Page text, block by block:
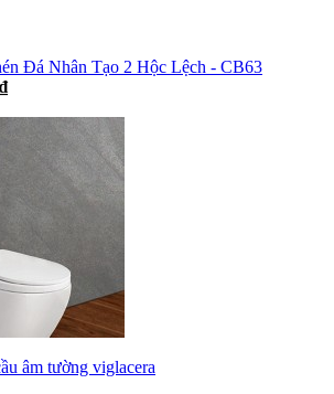
Đá Nhân Tạo 2 Hộc Lệch - CB63
âm tường viglacera